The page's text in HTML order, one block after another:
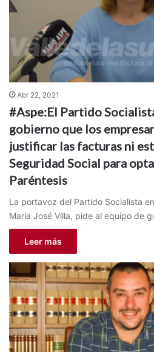
Abr 22, 2021
#Aspe:El Partido
gobierno que los
justificar las facturas ni
Seguridad Social para
Paréntesis
La portavoz del Partido Socialista
María José Villa, pide al equipo de
Leer más